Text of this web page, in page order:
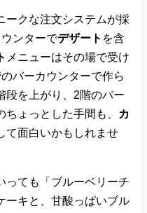
ークな注文システムが採
ンターでデザート を含
メニューはその場で受け
バーカウンターで作ら
段を上がり、2階のバー
ょっとした手間も、
カ
て面白いかもしれませ
っても「ブルーベリーチ
ーキと、甘酸っぱいブル